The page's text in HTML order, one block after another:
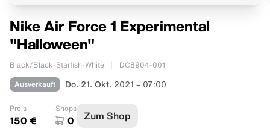
Nike Air Force 1 Experimental
"Halloween"
Black/Black-Starfish-White DC8904-001
Ausverkauft Do. 21. Okt. 2021 – 07:00
Preis
150 €
Shops
0 Zum Shop